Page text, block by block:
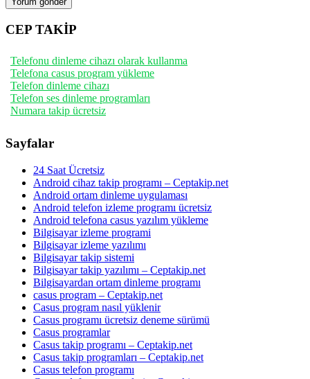
CEP TAKİP
Telefonu dinleme cihazı olarak kullanma
Telefona casus program yükleme
Telefon dinleme cihazı
Telefon ses dinleme programları
Numara takip ücretsiz
Sayfalar
24 Saat Ücretsiz
Android cihaz takip programı – Ceptakip.net
Android ortam dinleme uygulaması
Android telefon izleme programı ücretsiz
Android telefona casus yazılım yükleme
Bilgisayar izleme programi
Bilgisayar izleme yazılımı
Bilgisayar takip sistemi
Bilgisayar takip yazılımı – Ceptakip.net
Bilgisayardan ortam dinleme programı
casus program – Ceptakip.net
Casus program nasıl yüklenir
Casus programı ücretsiz deneme sürümü
Casus programlar
Casus takip programı – Ceptakip.net
Casus takip programları – Ceptakip.net
Casus telefon programı